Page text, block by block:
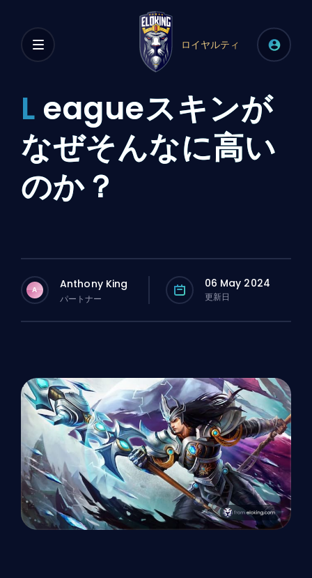
ロイヤルティ
L eagueスキンが
なぜそんなに高い
のか？
A Anthony King
パートナー
06 May 2024
更新日